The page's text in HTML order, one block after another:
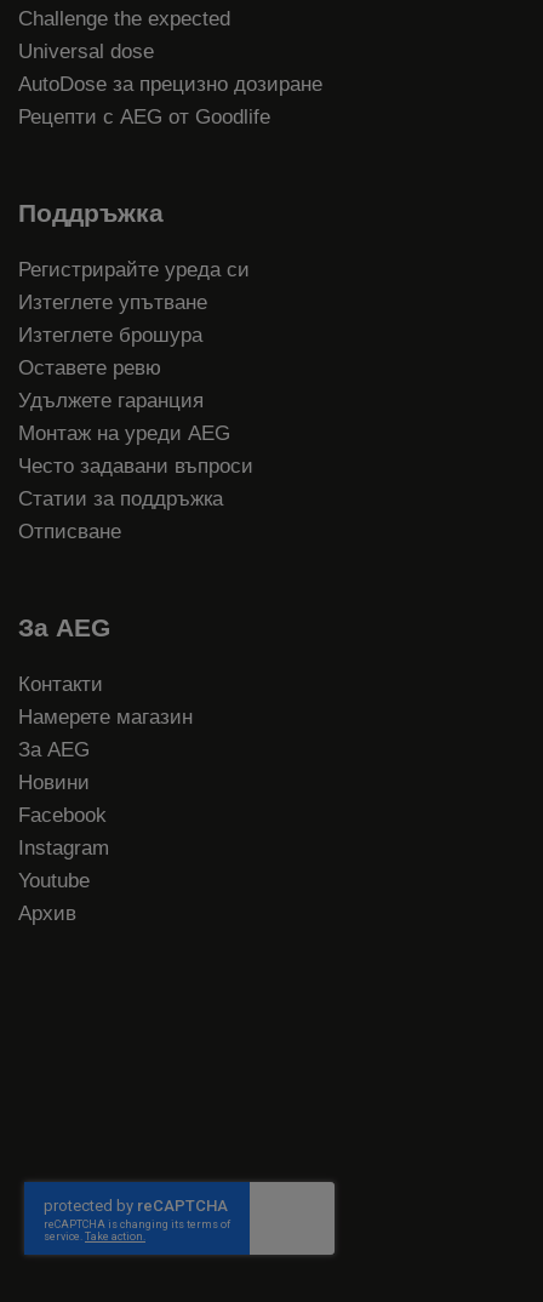
Challenge the expected
Universal dose
AutoDose за прецизно дозиране
Рецепти с AEG от Goodlife
Поддръжка
Регистрирайте уреда си
Изтеглете упътване
Изтеглете брошура
Оставете ревю
Удължете гаранция
Монтаж на уреди AEG
Често задавани въпроси
Статии за поддръжка
Отписване
За AEG
Контакти
Намерете магазин
За AEG
Новини
Facebook
Instagram
Youtube
Архив